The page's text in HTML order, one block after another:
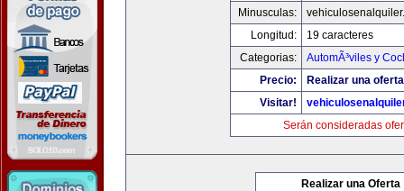
Minusculas:
Longitud:
19 caracteres
Categorias:
AutomÃ³viles y
Precio:
Realizar una
Visitar!
Serán consideradas
Realizar una Oferta